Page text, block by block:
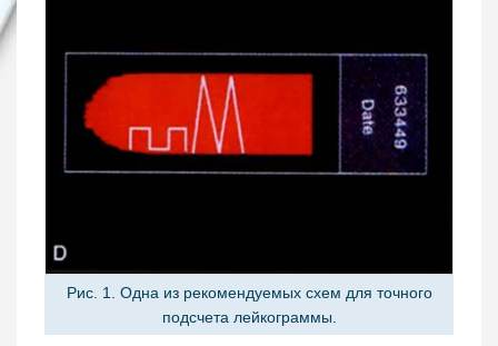
Рис. 1. Одна из рекомендуемых схем для точного
подсчета лейкограммы.